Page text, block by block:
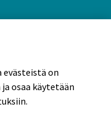
evästeistä on
osaa käytetään